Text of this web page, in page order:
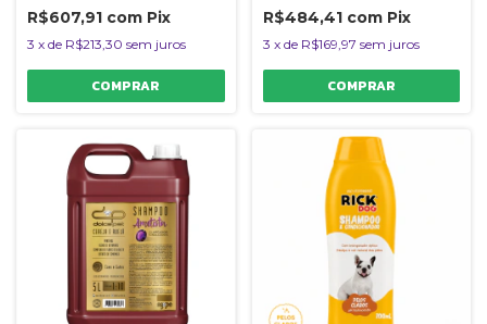
R$607,91 com Pix
3 x de R$213,30 sem juros
R$484,41 com Pix
3 x de R$169,97 sem juros